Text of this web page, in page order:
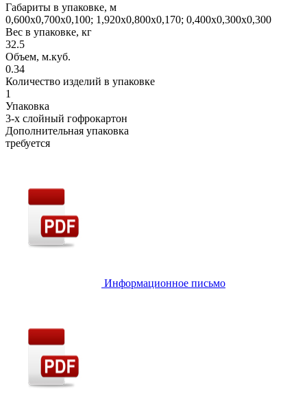
Габариты в упаковке, м
0,600х0,700х0,100; 1,920х0,800х0,170; 0,400х0,300х0,300
Вес в упаковке, кг
32.5
Объем, м.куб.
0.34
Количество изделий в упаковке
1
Упаковка
3-х слойный гофрокартон
Дополнительная упаковка
требуется
Информационное письмо